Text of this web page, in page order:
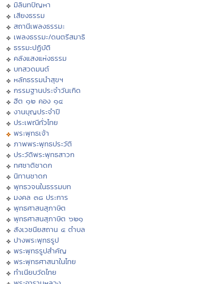
มิลินทปัญหา
เสียงธรรม
สถานีเพลงธรรมะ
เพลงธรรมะ/ดนตรีสมาธิ
ธรรมะปฏิบัติ
คลังแสงแห่งธรรม
บทสวดมนต์
หลักธรรมนำสุขฯ
กรรมฐานประจำวันเกิด
ฮีต ๑๒ คอง ๑๔
งานบุญประจำปี
ประเพณีทั่วไทย
พระพุทธเจ้า
ภาพพระพุทธประวัติ
ประวัติพระพุทธสาวก
ทศชาติชาดก
นิทานชาดก
พุทธวจนในธรรมบท
มงคล ๓๘ ประการ
พุทธศาสนสุภาษิต
พุทธศาสนสุภาษิต ๖๒๑
สังเวชนียสถาน ๔ ตำบล
ปางพระพุทธรูป
พระพุทธรูปสำคัญ
พระพุทธศาสนาในไทย
ทำเนียบวัดไทย